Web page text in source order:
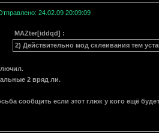
24.02.09 20:09:09
MAZter[iddqd] :
2) Действительно мод склеивания тем
2 вряд ли.
сообщить если этот глюк у кого ещё